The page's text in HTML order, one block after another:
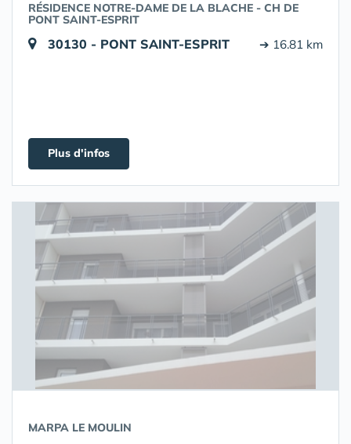
RÉSIDENCE NOTRE-DAME DE LA BLACHE - CH DE
PONT SAINT-ESPRIT
30130 - PONT SAINT-ESPRIT ➔ 16.81 km
Plus d'infos
MARPA LE MOULIN